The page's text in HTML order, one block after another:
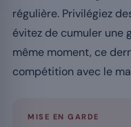
régulière. Privilégiez
évitez de cumuler une
même moment, ce
compétition avec le
MISE EN GARDE